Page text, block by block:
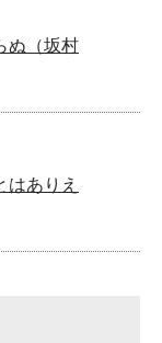
ぬ（坂村
はありえ